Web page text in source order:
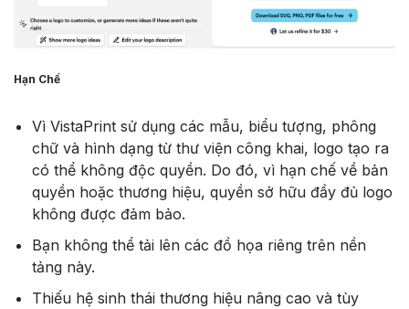
Hạn Chế
Vì VistaPrint sử dụng các mẫu, biểu tượng, phông
chữ và hình dạng từ thư viện công khai, logo tạo ra
có thể không độc quyền. Do đó, vì hạn chế về bản
quyền hoặc thương hiệu, quyền sở hữu đầy đủ logo
không được đảm bảo.
Bạn không thể tải lên các đồ họa riêng trên nền
tảng này.
Thiếu hệ sinh thái thương hiệu nâng cao và tùy